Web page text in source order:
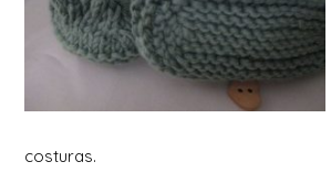
costuras.